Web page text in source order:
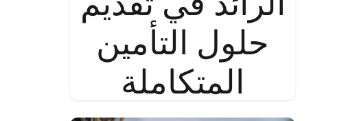
حلول التأمين
المتكاملة